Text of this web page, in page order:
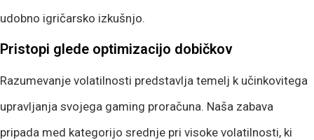
udobno igričarsko izkušnjo.
Pristopi glede optimizacijo dobičkov
Razumevanje volatilnosti predstavlja temelj k učinkovitega
upravljanja svojega gaming proračuna. Naša zabava
pripada med kategorijo srednje pri visoke volatilnosti, ki